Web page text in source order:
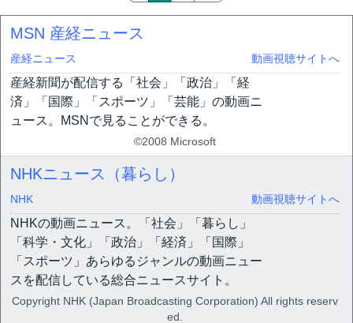
MSN 産経ニュース
産経ニュース 動画視聴サイトへ
産経新聞が配信する「社会」「政治」「経
済」「国際」「スポーツ」「芸能」の動画ニ
ュース。MSNで見ることができる。
©2008 Microsoft
NHKニュース（暮らし）
NHK 動画視聴サイトへ
NHKの動画ニュース。「社会」「暮らし」
「科学・文化」「政治」「経済」「国際」
「スポーツ」あらゆるジャンルの動画ニュー
スを配信している総合ニュースサイト。
Copyright NHK (Japan Broadcasting Corporation) All rights reserv
ed.